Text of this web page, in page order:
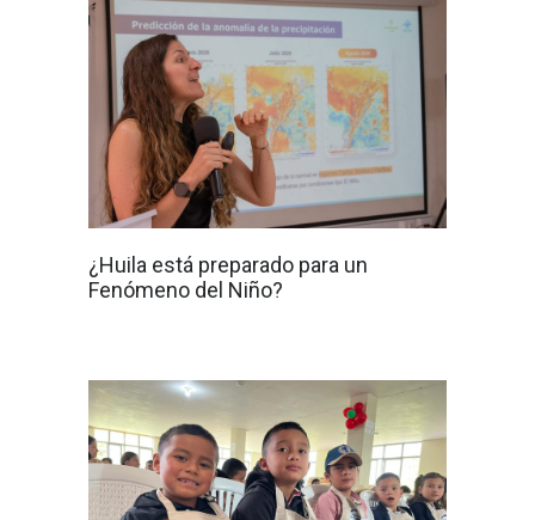
¿Huila está preparado para un
Fenómeno del Niño?